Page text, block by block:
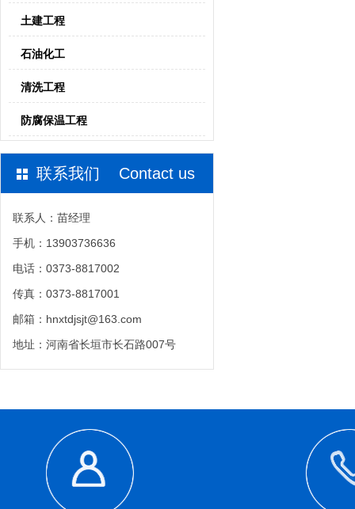
土建工程
石油化工
清洗工程
防腐保温工程
联系我们 Contact us
联系人：苗经理
手机：13903736636
电话：0373-8817002
传真：0373-8817001
邮箱：hnxtdjsjt@163.com
地址：河南省长垣市长石路007号